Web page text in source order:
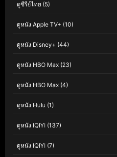
ดูซีรีย์ไทย (5)
ดูหนัง Apple TV+ (10)
ดูหนัง Disney+ (44)
ดูหนัง HBO Max (23)
ดูหนัง HBO Max (4)
ดูหนัง Hulu (1)
ดูหนัง IQIYI (137)
ดูหนัง IQIYI (7)